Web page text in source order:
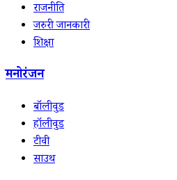
राजनीति
जरुरी जानकारी
शिक्षा
मनोरंजन
बॉलीवुड
हॉलीवुड
टीवी
साउथ